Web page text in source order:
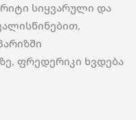
სიყვარული და
ფრედერიკი ხვდება